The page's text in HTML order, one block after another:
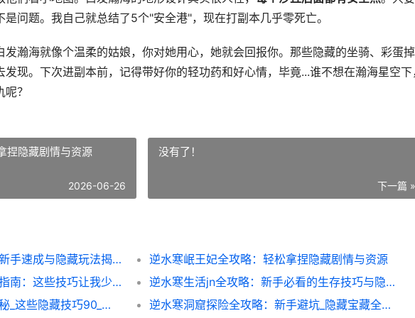
问题。我自己就总结了5个"安全港"，现在打副本几乎零死亡。
发瀚海就像个温柔的姑娘，你对她用心，她就会回报你。那些隐藏的坐骑、彩蛋掉
发现。下次进副本前，记得带好你的轻功药和好心情，毕竟...谁不想在瀚海星空下
？
捏隐藏剧情与资源
2026-06-26
没有了！
下一篇 »
逆水寒白发瀚海全攻略：新手速成与隐藏玩法揭秘
逆水寒岷王妃全攻略：轻松拿捏隐藏剧情与资源
逆水寒向着天空副本速通指南：这些技巧让我少死10次
逆水寒生活jn全攻略：新手必看的生存技巧与隐藏玩法
逆水寒打坐表情玩法大揭秘_这些隐藏技巧90_玩家都不知道
逆水寒洞窟探险全攻略：新手避坑_隐藏宝藏全收集